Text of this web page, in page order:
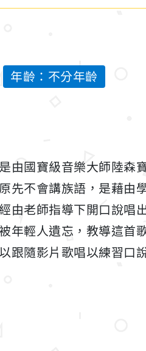
年齡：不分年齡
由國寶級音樂大師陸森
先不會講族語，是藉由
由老師指導下開口說唱
年輕人遺忘，教導這首
跟隨影片歌唱以練習口